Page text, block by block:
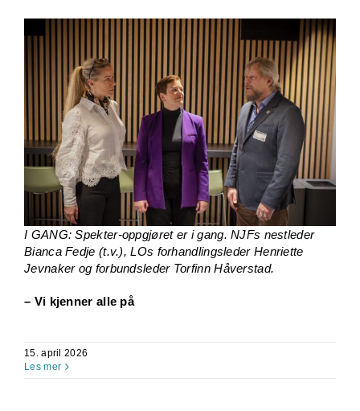
I GANG: Spekter-oppgjøret er i gang. NJFs nestleder
Bianca Fedje (t.v.), LOs forhandlingsleder Henriette
Jevnaker og forbundsleder Torfinn Håverstad.
– Vi kjenner alle på
15. april 2026
Les mer